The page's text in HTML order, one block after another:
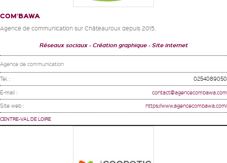
COM’BAWA
Agence de communication sur Châteauroux depuis 2015.
Réseaux sociaux Création graphique Site internet
Agence de communication
Tel. : 0254089050
E-mail : contact@agencecombawa.com
Site web : https://www.agencecombawa.com/
CENTRE-VAL DE LOIRE